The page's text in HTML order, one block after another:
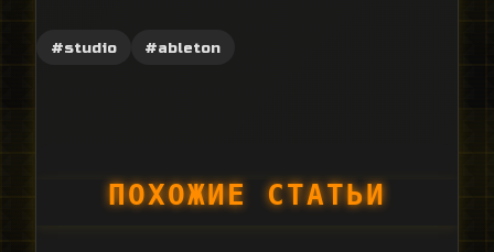
#studio #ableton
ПОХОЖИЕ СТАТЬИ